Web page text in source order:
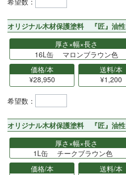
オリジナル木材保護塗料 『匠』油性
厚さ×幅×長さ
16L缶 マロンブラウン色
価格/本
¥28,950
送料/本
¥1,200
希望数：
オリジナル木材保護塗料 『匠』油性
厚さ×幅×長さ
1L缶 チークブラウン色
価格/本
送料/本